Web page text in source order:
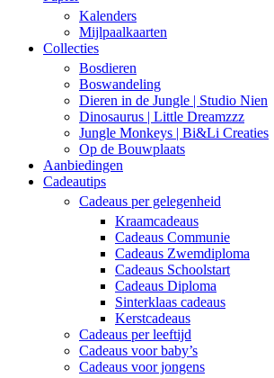
Kalenders
Mijlpaalkaarten
Collecties
Bosdieren
Boswandeling
Dieren in de Jungle | Studio Nien
Dinosaurus | Little Dreamzzz
Jungle Monkeys | Bi&Li Creaties
Op de Bouwplaats
Aanbiedingen
Cadeautips
Cadeaus per gelegenheid
Kraamcadeaus
Cadeaus Communie
Cadeaus Zwemdiploma
Cadeaus Schoolstart
Cadeaus Diploma
Sinterklaas cadeaus
Kerstcadeaus
Cadeaus per leeftijd
Cadeaus voor baby’s
Cadeaus voor jongens